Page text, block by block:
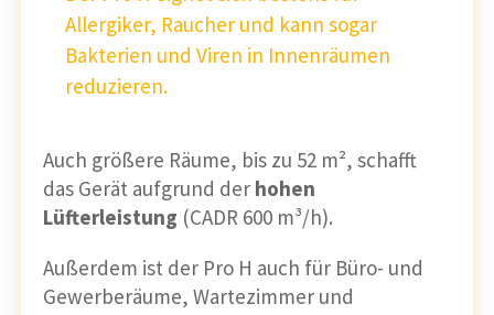
Allergiker, Raucher und kann sogar
Bakterien und Viren in Innenräumen
reduzieren.
Auch größere Räume, bis zu 52 m², schafft
das Gerät aufgrund der hohen
Lüfterleistung (CADR 600 m³/h).
Außerdem ist der Pro H auch für Büro- und
Gewerberäume, Wartezimmer und